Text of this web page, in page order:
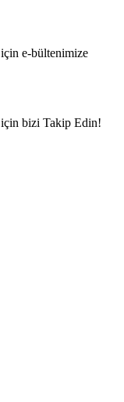
e-bültenimize
bizi Takip Edin!